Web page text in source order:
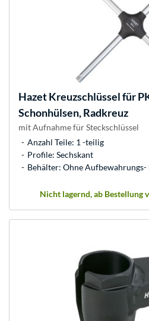
HazetKreuzschlüssel für
Schonhülsen, Radkreuz
mit Aufnahme für Steckschlüssel
Anzahl Teile: 1 -teilig
Profile: Sechskant
Behälter: Ohne Aufbewahrungs-
Nicht lagernd, ab Bestellung